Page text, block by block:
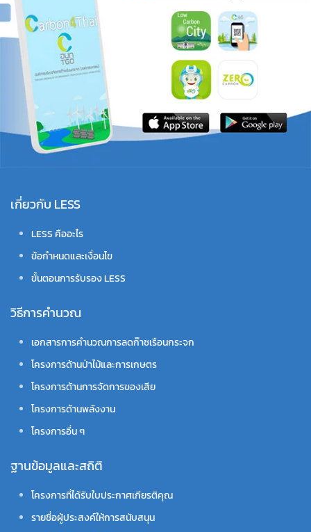
เกี่ยวกับ LESS
LESS คืออะไร
ข้อกำหนดและเงื่อนไข
ขั้นตอนการรับรอง LESS
วิธีการคำนวณ
เอกสารการคำนวณการลดก๊าซเรือนกระจก
โครงการด้านป่าไม้และการเกษตร
โครงการด้านการจัดการของเสีย
โครงการด้านพลังงาน
โครงการอื่น ๆ
ฐานข้อมูลและสถิติ
โครงการที่ได้รับใบประกาศเกียรติคุณ
รายชื่อผู้ประสงค์ให้การสนับสนุน